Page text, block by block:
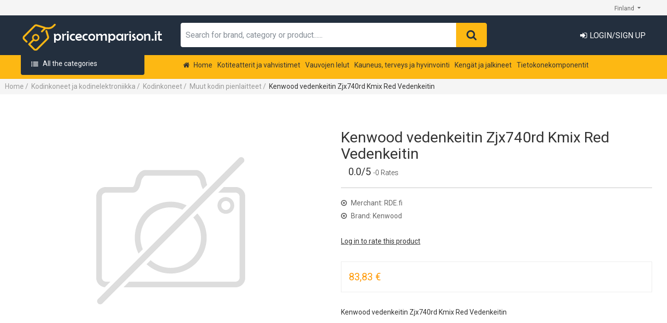
Finland
LOGIN/SIGN UP
All the categories Home Kotiteatterit ja vahvistimet Vauvojen lelut Kauneus, terveys ja hyvinvointi Kengät ja jalkineet Tietokonekomponentit
Home / Kodinkoneet ja kodinelektroniikka / Kodinkoneet / Muut kodin pienlaitteet / Kenwood vedenkeitin Zjx740rd Kmix Red Vedenkeitin
Kenwood vedenkeitin Zjx740rd Kmix Red
Vedenkeitin
0.0/5 -0 Rates
Merchant: RDE.fi
Brand: Kenwood
Log in to rate this product
83,83 €
Kenwood vedenkeitin Zjx740rd Kmix Red Vedenkeitin